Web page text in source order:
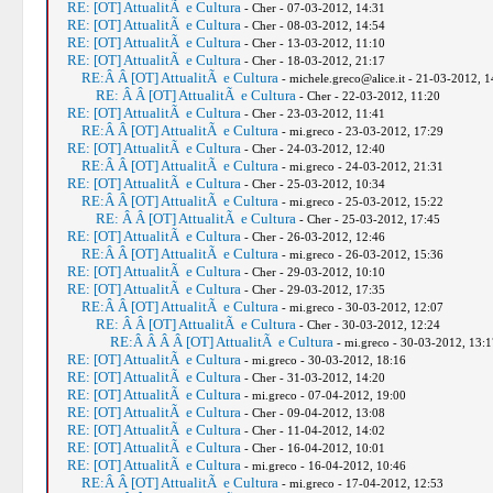
RE: [OT] AttualitÃ e Cultura - Cher - 07-03-2012, 14:31
RE: [OT] AttualitÃ e Cultura - Cher - 08-03-2012, 14:54
RE: [OT] AttualitÃ e Cultura - Cher - 13-03-2012, 11:10
RE: [OT] AttualitÃ e Cultura - Cher - 18-03-2012, 21:17
RE:Â Â [OT] AttualitÃ e Cultura - michele.greco@alice.it - 21-03-2012,
RE: Â Â [OT] AttualitÃ e Cultura - Cher - 22-03-2012, 11:20
RE: [OT] AttualitÃ e Cultura - Cher - 23-03-2012, 11:41
RE:Â Â [OT] AttualitÃ e Cultura - mi.greco - 23-03-2012, 17:29
RE: [OT] AttualitÃ e Cultura - Cher - 24-03-2012, 12:40
RE:Â Â [OT] AttualitÃ e Cultura - mi.greco - 24-03-2012, 21:31
RE: [OT] AttualitÃ e Cultura - Cher - 25-03-2012, 10:34
RE:Â Â [OT] AttualitÃ e Cultura - mi.greco - 25-03-2012, 15:22
RE: Â Â [OT] AttualitÃ e Cultura - Cher - 25-03-2012, 17:45
RE: [OT] AttualitÃ e Cultura - Cher - 26-03-2012, 12:46
RE:Â Â [OT] AttualitÃ e Cultura - mi.greco - 26-03-2012, 15:36
RE: [OT] AttualitÃ e Cultura - Cher - 29-03-2012, 10:10
RE: [OT] AttualitÃ e Cultura - Cher - 29-03-2012, 17:35
RE:Â Â [OT] AttualitÃ e Cultura - mi.greco - 30-03-2012, 12:07
RE: Â Â [OT] AttualitÃ e Cultura - Cher - 30-03-2012, 12:24
RE:Â Â Â Â [OT] AttualitÃ e Cultura - mi.greco - 30-03-2012,
RE: [OT] AttualitÃ e Cultura - mi.greco - 30-03-2012, 18:16
RE: [OT] AttualitÃ e Cultura - Cher - 31-03-2012, 14:20
RE: [OT] AttualitÃ e Cultura - mi.greco - 07-04-2012, 19:00
RE: [OT] AttualitÃ e Cultura - Cher - 09-04-2012, 13:08
RE: [OT] AttualitÃ e Cultura - Cher - 11-04-2012, 14:02
RE: [OT] AttualitÃ e Cultura - Cher - 16-04-2012, 10:01
RE: [OT] AttualitÃ e Cultura - mi.greco - 16-04-2012, 10:46
RE:Â Â [OT] AttualitÃ e Cultura - mi.greco - 17-04-2012, 12:53